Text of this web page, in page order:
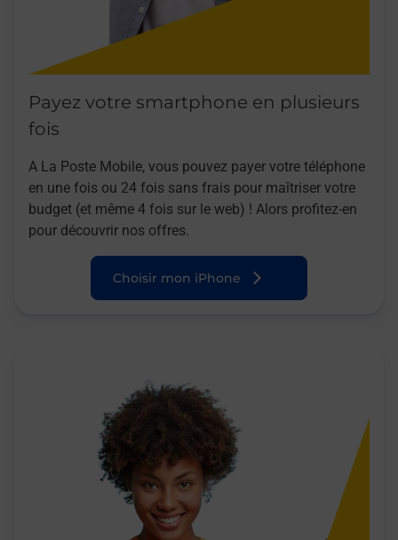
Payez votre smartphone en plusieurs
fois
A La Poste Mobile, vous pouvez payer votre téléphone
en une fois ou 24 fois sans frais pour maîtriser votre
budget (et même 4 fois sur le web) ! Alors profitez-en
pour découvrir nos offres.
Choisir mon iPhone